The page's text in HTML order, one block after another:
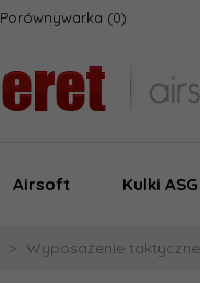
Porównywarka
Airsoft Kulki ASG
Wyposażenie taktyczne